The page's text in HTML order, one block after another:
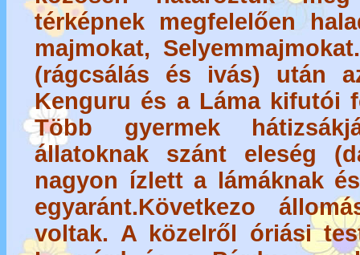
térképnek megfelelően
majmokat,
(rágcsálás és ivás) után
Kenguru és a Láma kifutói
Több gyermek
állatoknak szánt eleség
nagyon ízlett a lámáknak
egyaránt.Következo
voltak. A közelről óriási